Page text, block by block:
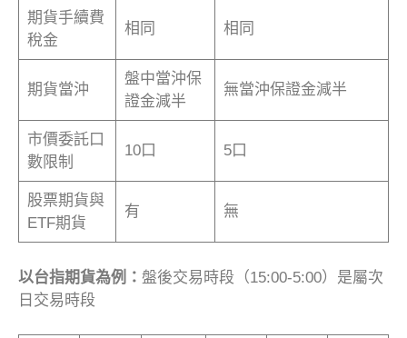
期貨手續費
稅金
相同 相同
期貨當沖
盤中當沖保
證金減半
無當沖保證金減半
市價委託口
數限制
10口 5口
股票期貨與
ETF期貨
有 無
以台指期貨為例： 盤後交易時段（15:00-5:00）是屬次
日交易時段